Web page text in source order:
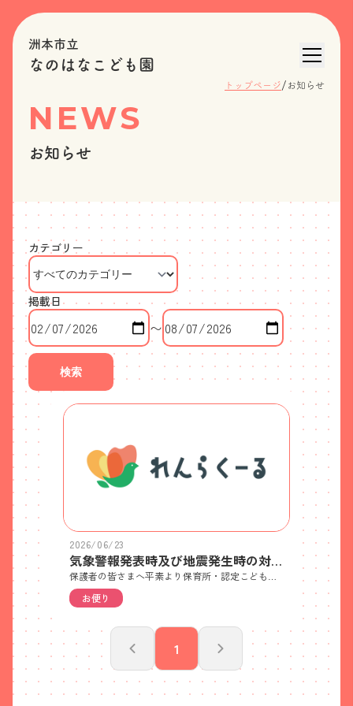
洲本市立
なのはなこども園
トップページ/ お知らせ
NEWS
お知らせ
カテゴリー
掲載日
〜
検索
2026/06/23
気象警報発表時及び地震発生時の対応について
お便り
1